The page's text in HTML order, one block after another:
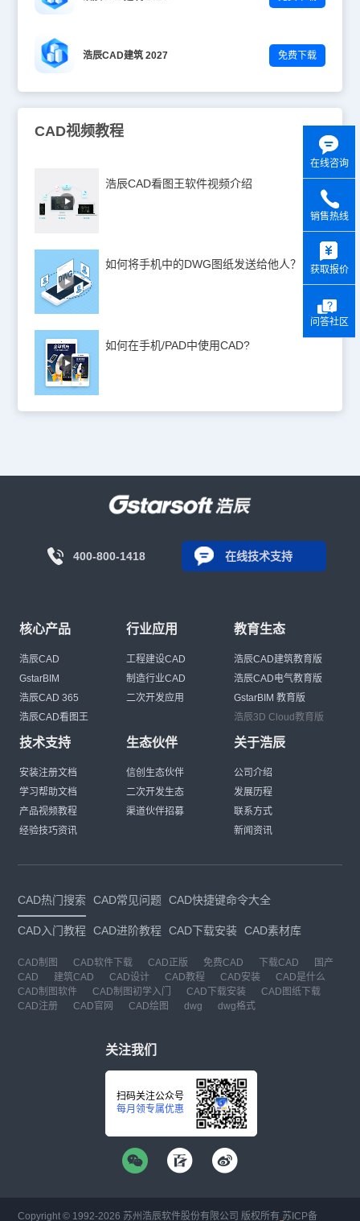
浩辰CAD建筑 2027 免费下载
CAD视频教程
浩辰CAD看图王软件视频介绍
如何将手机中的DWG图纸发送给他人？
如何在手机/PAD中使用CAD?
400-800-1418 在线技术支持
核心产品
浩辰CAD
GstarBIM
浩辰CAD 365
浩辰CAD看图王
行业应用
工程建设CAD
制造行业CAD
二次开发应用
教育生态
浩辰CAD建筑教育版
浩辰CAD电气教育版
GstarBIM 教育版
浩辰3D Cloud教育版
技术支持
安装注册文档
学习帮助文档
产品视频教程
经验技巧资讯
生态伙伴
信创生态伙伴
二次开发生态
渠道伙伴招募
关于浩辰
公司介绍
发展历程
联系方式
新闻资讯
CAD热门搜索 CAD常见问题 CAD快捷键命令大全
CAD入门教程 CAD进阶教程 CAD下载安装 CAD素材库
CAD制图 CAD软件下载 CAD正版 免费CAD 下载CAD
国产
CAD
建筑CAD CAD设计 CAD教程 CAD安装
CAD是什么
CAD制图软件
CAD制图初学入门 CAD下载安装
CAD图纸下载
CAD注册
CAD官网 CAD绘图 dwg dwg格式
关注我们
扫码关注公众号
每月领专属优惠
Copyright © 1992-2026 苏州浩辰软件股份有限公司 版权所有 苏ICP备
在线咨询
销售热线
获取报价
问答社区